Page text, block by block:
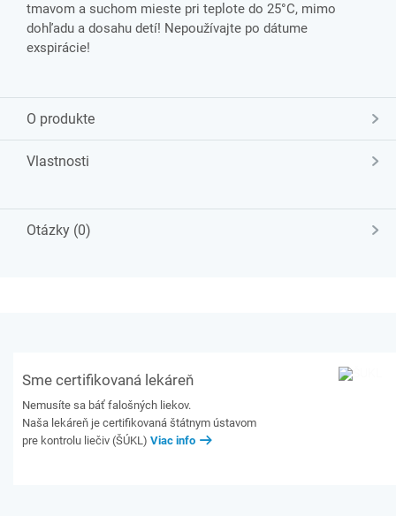
tmavom a suchom mieste pri teplote do 25°C, mimo
dohľadu a dosahu detí! Nepoužívajte po dátume
exspirácie!
O produkte
Vlastnosti
Otázky (0)
Sme certifikovaná lekáreň
Nemusíte sa báť falošných liekov.
Naša lekáreň je certifikovaná štátnym ústavom
pre kontrolu liečiv (ŠÚKL) Viac info